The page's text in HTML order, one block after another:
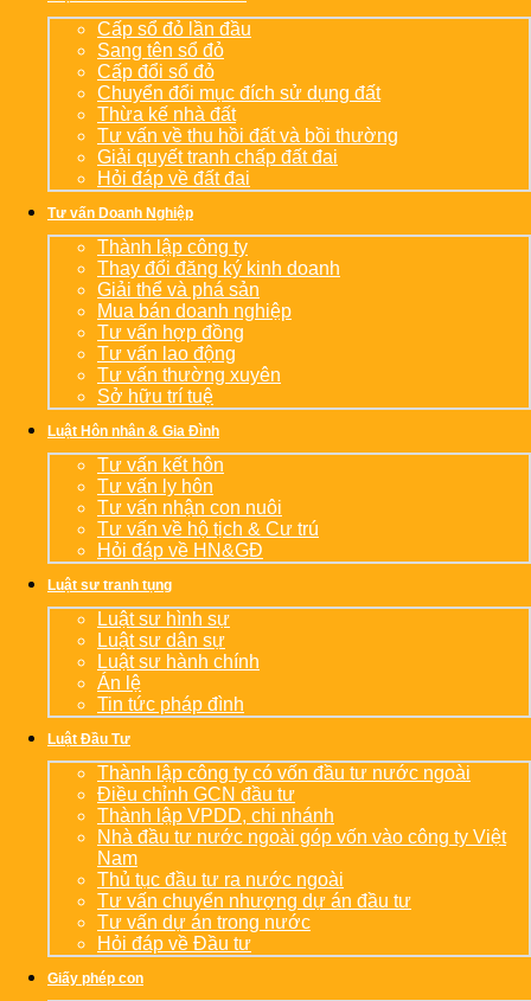
Cấp sổ đỏ lần đầu
Sang tên sổ đỏ
Cấp đổi sổ đỏ
Chuyển đổi mục đích sử dụng đất
Thừa kế nhà đất
Tư vấn về thu hồi đất và bồi thường
Giải quyết tranh chấp đất đai
Hỏi đáp về đất đai
Tư vấn Doanh Nghiệp
Thành lập công ty
Thay đổi đăng ký kinh doanh
Giải thể và phá sản
Mua bán doanh nghiệp
Tư vấn hợp đồng
Tư vấn lao động
Tư vấn thường xuyên
Sở hữu trí tuệ
Luật Hôn nhân & Gia Đình
Tư vấn kết hôn
Tư vấn ly hôn
Tư vấn nhận con nuôi
Tư vấn về hộ tịch & Cư trú
Hỏi đáp về HN&GĐ
Luật sư tranh tụng
Luật sư hình sự
Luật sư dân sự
Luật sư hành chính
Án lệ
Tin tức pháp đình
Luật Đầu Tư
Thành lập công ty có vốn đầu tư nước ngoài
Điều chỉnh GCN đầu tư
Thành lập VPDD, chi nhánh
Nhà đầu tư nước ngoài góp vốn vào công ty Việt
Nam
Thủ tục đầu tư ra nước ngoài
Tư vấn chuyển nhượng dự án đầu tư
Tư vấn dự án trong nước
Hỏi đáp về Đầu tư
Giấy phép con